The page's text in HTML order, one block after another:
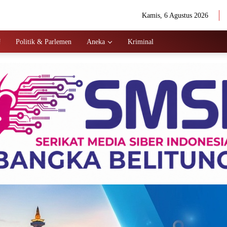
Kamis, 6 Agustus 2026
Politik & Parlemen Aneka Kriminal